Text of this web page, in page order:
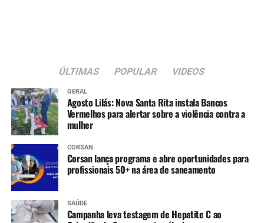
ÚLTIMAS POPULAR VIDEOS
GERAL
Agosto Lilás: Nova Santa Rita instala Bancos
Vermelhos para alertar sobre a violência contra a
mulher
CORSAN
Corsan lança programa e abre oportunidades para
profissionais 50+ na área de saneamento
SAÚDE
Campanha leva testagem de Hepatite C ao